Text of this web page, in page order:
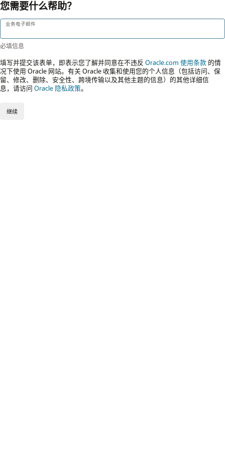
您需要什么帮助？
业务电子邮件
填写并提交该表单，即表示您了解并同意在不违反 Oracle.com 使用条款 的情
况下使用 Oracle 网站。有关 Oracle 收集和使用您的个人信息（包括访问、保
留、修改、删除、安全性、跨境传输以及其他主题的信息）的其他详细信
息，请访问 Oracle 隐私政策。
继续